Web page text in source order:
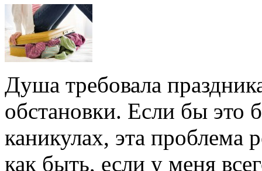
Душа требовала
обстановки. Если бы это
каникулах, эта
как быть, если у меня